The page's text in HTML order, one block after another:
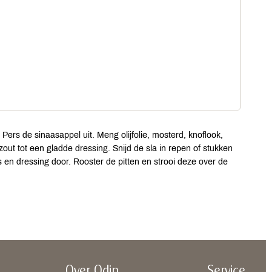
de sinaasappel uit. Meng olijfolie, mosterd, knoflook,
tot een gladde dressing. Snijd de sla in repen of stukken
dressing door. Rooster de pitten en strooi deze over de